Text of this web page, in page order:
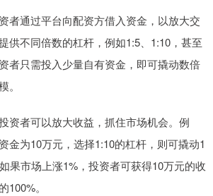
者通过平台向配资方借入资金，以放大交
供不同倍数的杠杆，例如1:5、1:10，甚至
者只需投入少量自有资金，即可撬动数倍
。
资者可以放大收益，抓住市场机会。例
金为10万元，选择1:10的杠杆，则可撬动1
果市场上涨1%，投资者可获得10万元的收
100%。